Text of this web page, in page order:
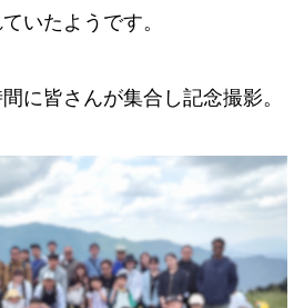
いたようです。
に皆さんが集合し記念撮影。